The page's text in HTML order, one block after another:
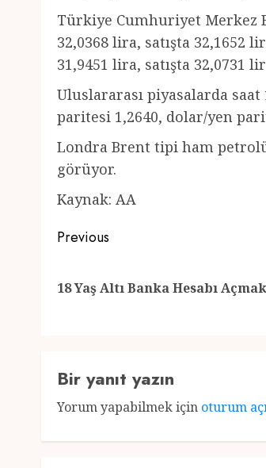
Türkiye Cumhuriyet Merkez
32,0368 lira, satışta 32,1652
31,9451 lira, satışta 32,0731
Uluslararası piyasalarda
paritesi 1,2640, dolar/yen
Londra Brent tipi ham
görüyor.
Kaynak: AA
Post
Previous
18 Yaş Altı Banka Hesabı
Bir yanıt yazın
Yorum yapabilmek için oturum